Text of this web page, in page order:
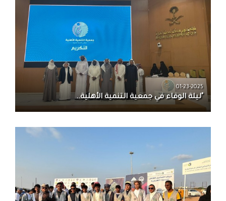
01-23-2025
"ليلة الوفاء في جمعية التنمية الأهلية..